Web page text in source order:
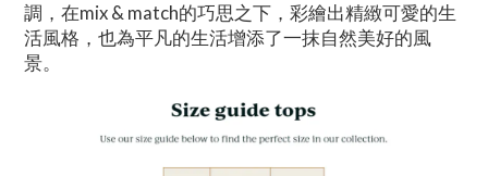
調，在mix & match的巧思之下，彩繪出精緻可愛的生
活風格，也為平凡的生活增添了一抹自然美好的風
景。